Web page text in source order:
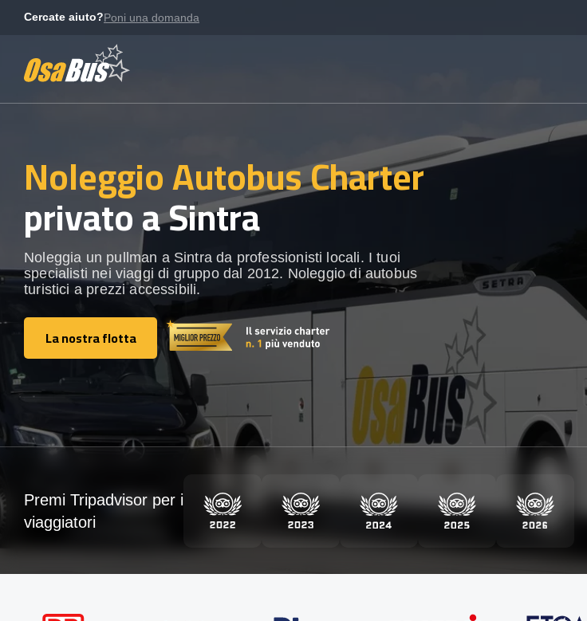
Cercate aiuto?Poni una domanda
Noleggio Autobus Charter
privato a Sintra
Noleggia un pullman a Sintra da professionisti locali. I tuoi
specialisti nei viaggi di gruppo dal 2012. Noleggio di autobus
turistici a prezzi accessibili.
La nostra flotta
La nostra flotta
Premi Tripadvisor per i
viaggiatori